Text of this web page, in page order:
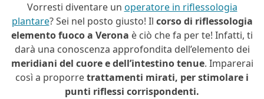
Vorresti diventare un operatore in riflessologia
plantare? Sei nel posto giusto! Il corso di riflessologia
elemento fuoco a Verona è ciò che fa per te! Infatti, ti
darà una conoscenza approfondita dell’elemento dei
meridiani del cuore e dell’intestino tenue. Imparerai
così a proporretrattamenti mirati, per stimolare i
punti riflessi corrispondenti.